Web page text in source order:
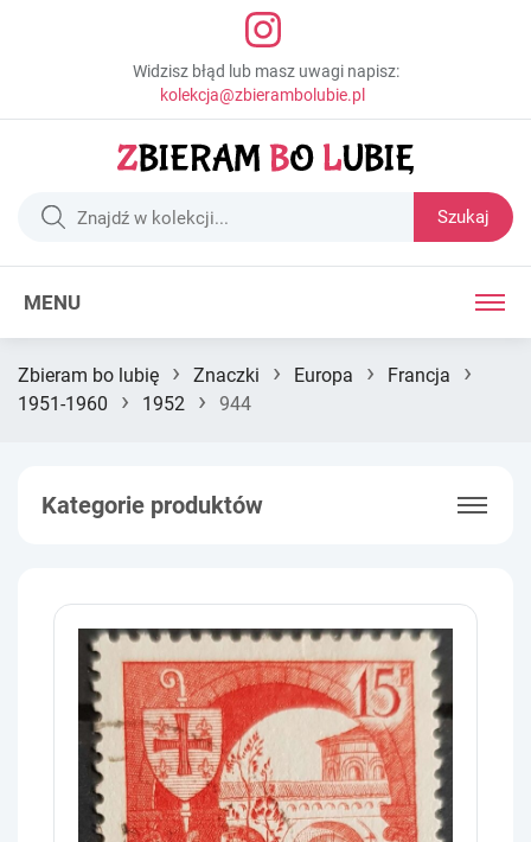
Widzisz błąd lub masz uwagi napisz:
kolekcja@zbierambolubie.pl
Szukaj
MENU
Zbieram bo lubię › Znaczki › Europa › Francja ›
1951-1960 › 1952 › 944
Kategorie produktów